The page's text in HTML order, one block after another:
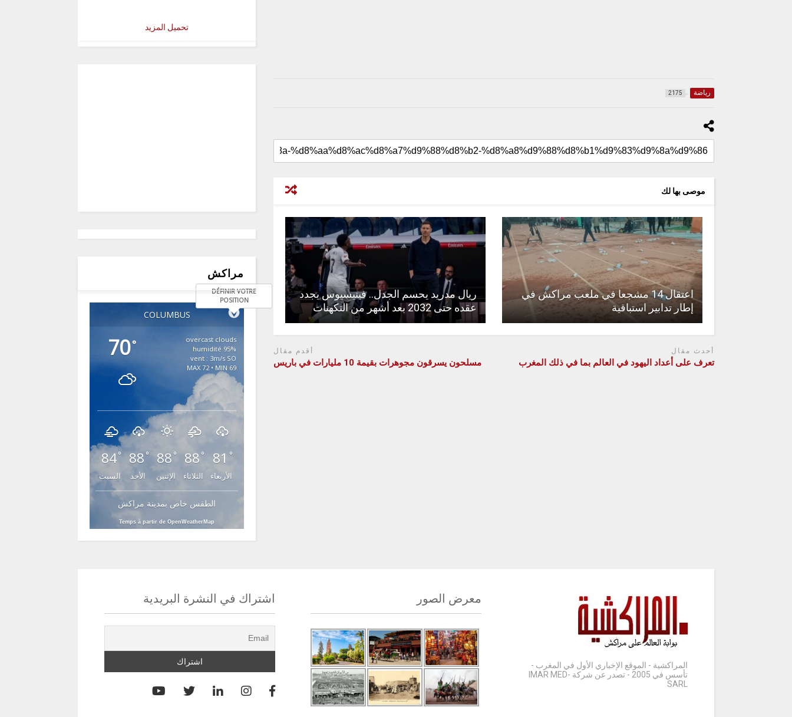
رياضة 2175
موصى بها لك
اعتقال 14 مشجعا في ملعب مراكش في
إطار تدابير استباقية
ريال مدريد يحسم الجدل.. فينيسيوس يجدد
عقده حتى 2032 بعد أشهر من التكهنات
أحدث مقال
تعرف على أعداد اليهود في العالم بما في ذلك المغرب
أقدم مقال
مسلحون يسرقون مجوهرات بقيمة 10 مليارات في باريس
تحميل المزيد
مراكش
COLUMBUS
DÉFINIR VOTRE
POSITION
70°
overcast clouds
95% humidité
vent : 3m/s SO
MAX 72 • MIN 69
84°
السبت
88 °
الأحد
88 °
الإثنين
88 °
الثلاثاء
81 °
الأربعاء
الطقس خاص بمدينة مراكش
Temps à partir de OpenWeatherMap
المراكشية - الموقع الإخباري الأول في المغرب -
تأسس في 2005 - تصدر عن شركة IMAR MED-
SARL
معرض الصور اشتراك في النشرة البريدية